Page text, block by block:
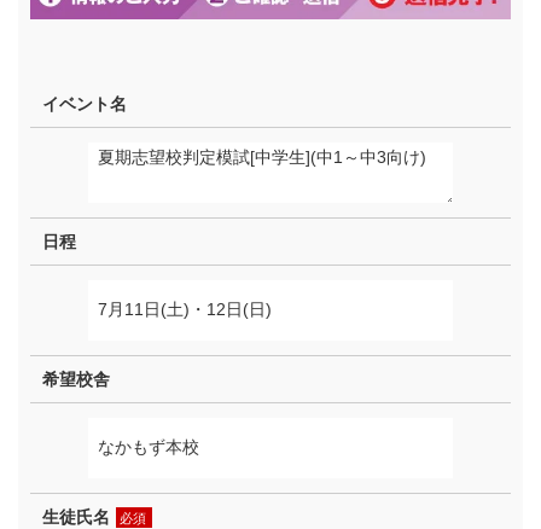
イベント名
日程
希望校舎
生徒氏名 必須